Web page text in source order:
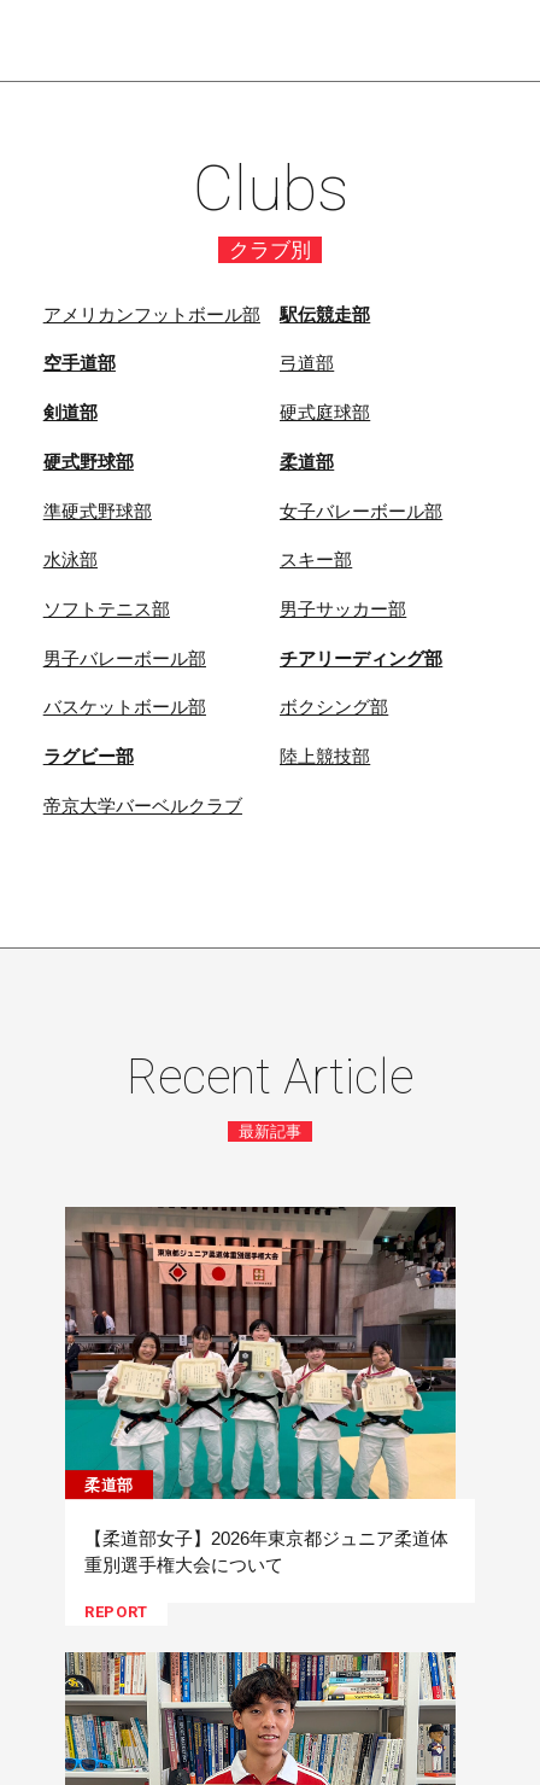
Clubs
クラブ別
アメリカンフットボール部 駅伝競走部
空手道部 弓道部
剣道部 硬式庭球部
硬式野球部 柔道部
準硬式野球部 女子バレーボール部
水泳部 スキー部
ソフトテニス部 男子サッカー部
男子バレーボール部 チアリーディング部
バスケットボール部 ボクシング部
ラグビー部 陸上競技部
帝京大学バーベルクラブ
Recent Article
最新記事
柔道部
【柔道部女子】2026年東京都ジュニア柔道体
重別選手権大会について
REPORT